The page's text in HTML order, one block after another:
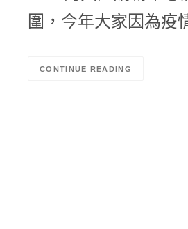
圍，今年大家因為
CONTINUE READING